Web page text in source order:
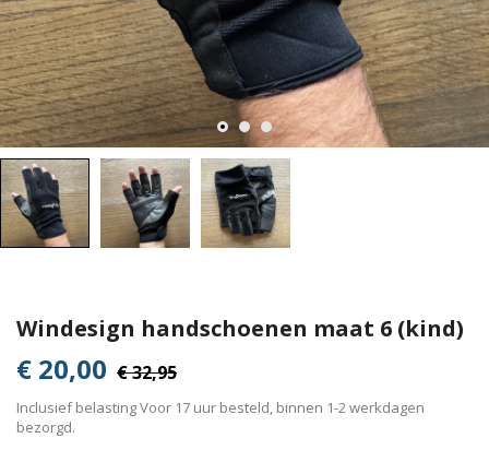
Windesign handschoenen maat 6 (kind)
€ 20,00 € 32,95
Inclusief belastingVoor 17 uur besteld, binnen 1-2 werkdagen
bezorgd.